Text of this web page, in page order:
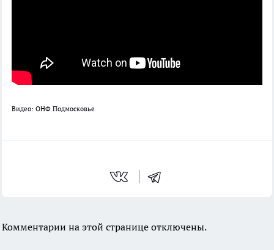
Видео: ОНФ Подмосковье
Комментарии на этой странице отключены.